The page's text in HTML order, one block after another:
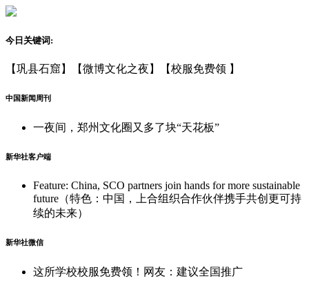
今日关键词:
【巩县石窟】 【微博文化之夜】 【校服免费领 】
中国新闻周刊
一夜间，郑州文化圈又多了块“天花板”
新华社客户端
Feature: China, SCO partners join hands for more sustainable
future（特色：中国，上合组织合作伙伴携手共创更可持
续的未来）
新华社微信
这所学校校服免费领！网友：建议全国推广